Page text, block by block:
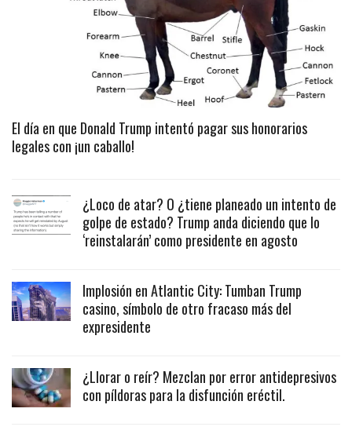
El día en que Donald Trump intentó pagar sus honorarios
legales con ¡un caballo!
¿Loco de atar? O ¿tiene planeado un intento de
golpe de estado? Trump anda diciendo que lo
‘reinstalarán’ como presidente en agosto
Implosión en Atlantic City: Tumban Trump
casino, símbolo de otro fracaso más del
expresidente
¿Llorar o reír? Mezclan por error antidepresivos
con píldoras para la disfunción eréctil.